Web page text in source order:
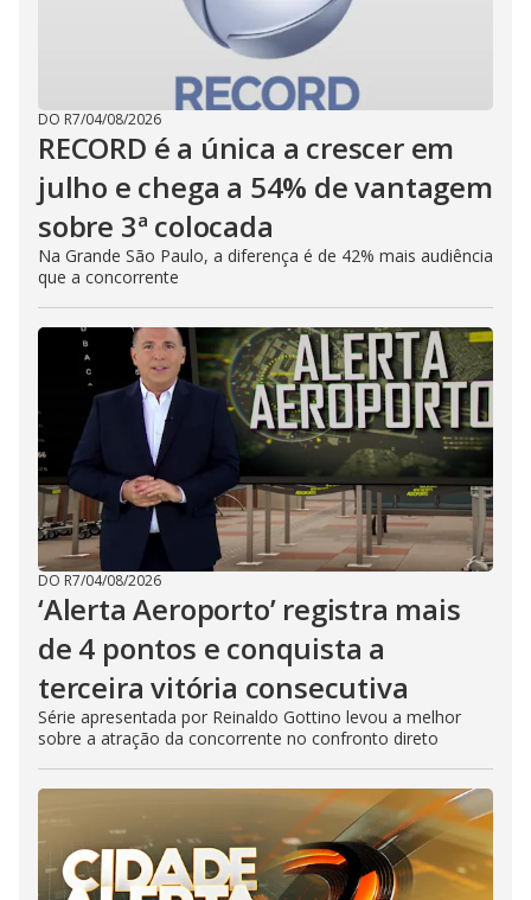
DO R7/04/08/2026
RECORD é a única a crescer em
julho e chega a 54% de vantagem
sobre 3ª colocada
Na Grande São Paulo, a diferença é de 42% mais audiência
que a concorrente
DO R7/04/08/2026
‘Alerta Aeroporto’ registra mais
de 4 pontos e conquista a
terceira vitória consecutiva
Série apresentada por Reinaldo Gottino levou a melhor
sobre a atração da concorrente no confronto direto